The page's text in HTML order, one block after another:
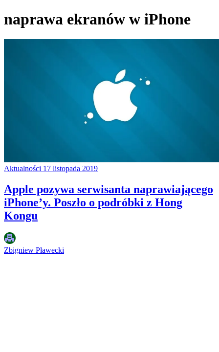
naprawa ekranów w iPhone
Aktualności 17 listopada 2019
Apple pozywa serwisanta naprawiającego
iPhone’y. Poszło o podróbki z Hong
Kongu
Zbigniew Pławecki